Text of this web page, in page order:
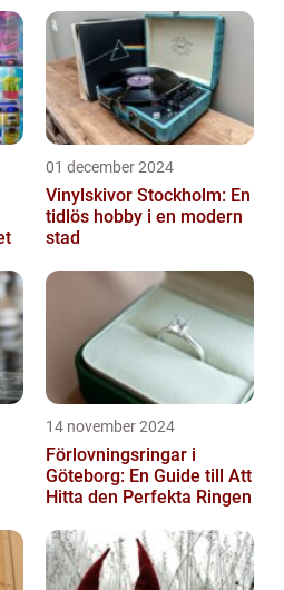
01 december 2024
Vinylskivor Stockholm: En
tidlös hobby i en modern
stad
14 november 2024
Förlovningsringar i
Göteborg: En Guide till Att
Hitta den Perfekta Ringen